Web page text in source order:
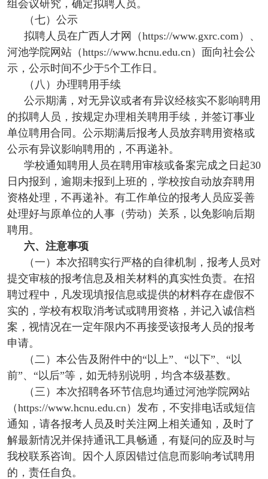
组会议研究，确定拟聘人员。
（七）公示
拟聘人员在广西人才网（https://www.gxrc.com）、
河池学院网站（https://www.hcnu.edu.cn）面向社会公
示，公示时间不少于5个工作日。
（八）办理聘用手续
公示期满，对无异议或者有异议经核实不影响聘用
的拟聘人员，按规定办理相关聘用手续，并签订事业
单位聘用合同。公示期满后报考人员放弃聘用资格或
公示有异议影响聘用的，不再递补。
学校通知聘用人员在聘用审核或备案完成之日起30
日内报到，逾期未报到上班的，学校按自动放弃聘用
资格处理，不再递补。有工作单位的报考人员应妥善
处理好与原单位的人事（劳动）关系，以免影响后期
聘用。
六、注意事项
（一）本次招聘实行严格的自律机制，报考人员对
提交审核的报考信息及相关材料的真实性负责。在招
聘过程中，凡发现填报信息或提供的材料存在虚假不
实的，学校有权取消考试或聘用资格，并记入诚信档
案，视情况在一定年限内不再接受该报考人员的报考
申请。
（二）本公告及附件中的“以上”、“以下”、“以
前”、“以后”等，如无特别说明，均含本级基数。
（三）本次招聘各环节信息均通过河池学院网站
（https://www.hcnu.edu.cn）发布，不安排电话或短信
通知，请各报考人员及时关注网上相关通知，及时了
解最新情况并保持通讯工具畅通，有疑问的应及时与
我校联系咨询。因个人原因错过信息而影响考试聘用
的，责任自负。